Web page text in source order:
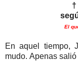
El
En aquel tiempo,
mudo. Apenas